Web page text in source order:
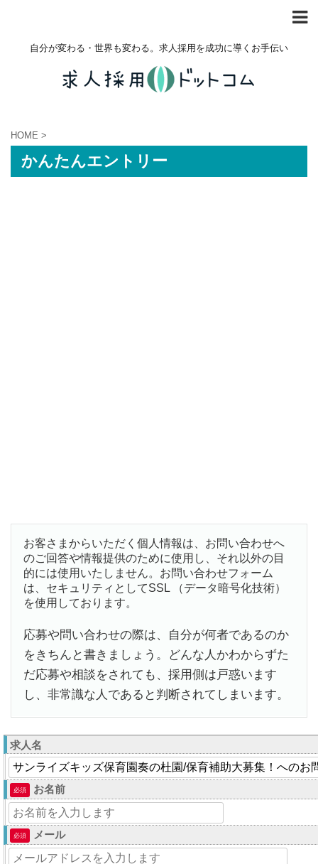
自分が変わる・世界も変わる。求人採用を成功に導くお手伝い
HOME >
かんたんエントリー
お客さまからいただく個人情報は、お問い合わせへ
のご回答や情報提供のために使用し、それ以外の目
的には使用いたしません。お問い合わせフォーム
は、セキュリティとしてSSL （データ暗号化技術）
を使用しております。
応募や問い合わせの際は、自分が何者であるのか
をきちんと書きましょう。どんな人かわからずた
だ応募や相談をされても、採用側は戸惑います
し、非常識な人であると判断されてしまいます。
求人名
必須 お名前
必須 メール